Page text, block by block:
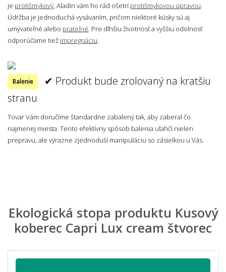
je protišmykový , Aladin vám ho rád ošetríprotišmykovou úpravou
Údržba je jednoduchá vysávaním, pričom niektoré kúsky sú aj
umývateľné alebo prateľné . Pre dlhšiu životnosť a vyššiu odolnosť
odporúčame tiež impregnáciu
Balenie
✔ Produkt bude zrolovaný na kratšiu
stranu
Tovar Vám doručíme štandardne zabalený tak, aby zaberal čo
najmenej miesta. Tento efektívny spôsob balenia uľahčí nielen
prepravu, ale výrazne zjednoduší manipuláciu so zásielkou u Vás.
Ekologická stopa produktu Kusový
koberec Capri Lux cream štvorec